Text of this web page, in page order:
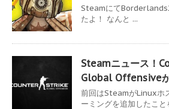
Steamにて
たよ！ なんと ...
Steamニュース！
Global Offensive
前回はSteamがLinuxホ
ーミングを追加したこと